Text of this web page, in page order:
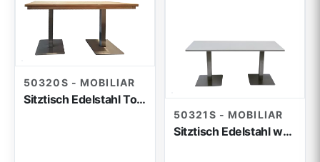
50320S - MOBILIAR
Sitztisch Edelstahl Toskana 175x76cm
50321S - MOBILIAR
Sitztisch Edelstahl weiß 175x70x74cm